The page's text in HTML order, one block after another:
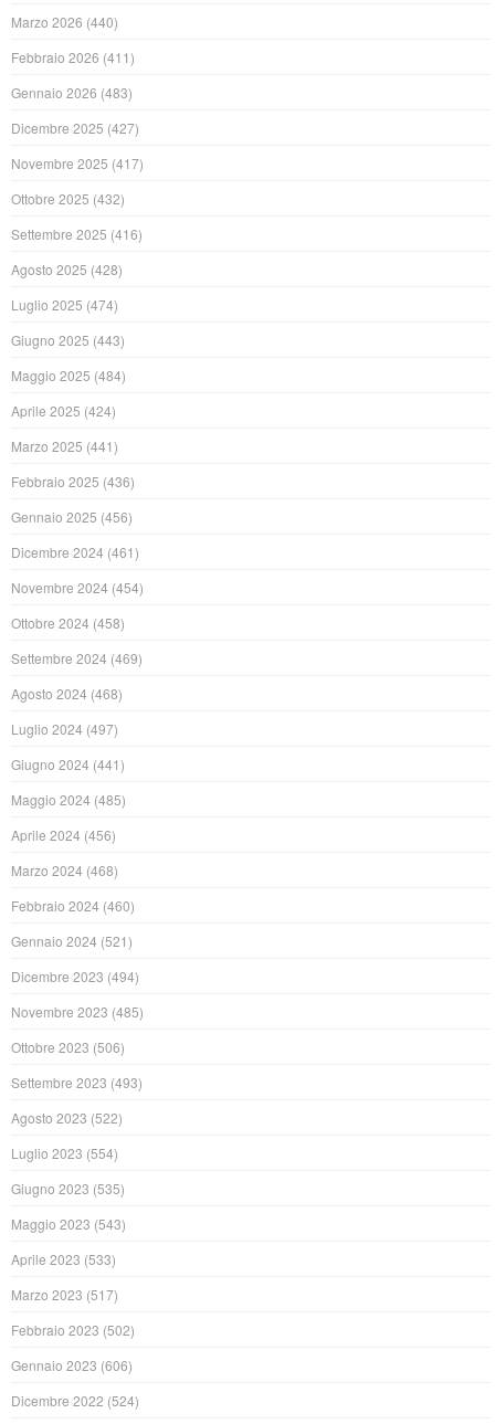
Marzo 2026 (440)
Febbraio 2026 (411)
Gennaio 2026 (483)
Dicembre 2025 (427)
Novembre 2025 (417)
Ottobre 2025 (432)
Settembre 2025 (416)
Agosto 2025 (428)
Luglio 2025 (474)
Giugno 2025 (443)
Maggio 2025 (484)
Aprile 2025 (424)
Marzo 2025 (441)
Febbraio 2025 (436)
Gennaio 2025 (456)
Dicembre 2024 (461)
Novembre 2024 (454)
Ottobre 2024 (458)
Settembre 2024 (469)
Agosto 2024 (468)
Luglio 2024 (497)
Giugno 2024 (441)
Maggio 2024 (485)
Aprile 2024 (456)
Marzo 2024 (468)
Febbraio 2024 (460)
Gennaio 2024 (521)
Dicembre 2023 (494)
Novembre 2023 (485)
Ottobre 2023 (506)
Settembre 2023 (493)
Agosto 2023 (522)
Luglio 2023 (554)
Giugno 2023 (535)
Maggio 2023 (543)
Aprile 2023 (533)
Marzo 2023 (517)
Febbraio 2023 (502)
Gennaio 2023 (606)
Dicembre 2022 (524)